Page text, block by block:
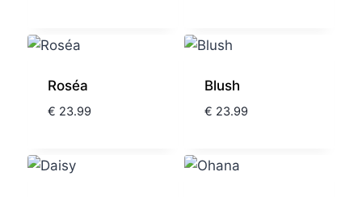
Roséa
€ 23.99
Blush
€ 23.99